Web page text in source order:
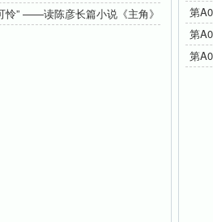
怜” ——读陈彦长篇小说《主角》
第
第
第